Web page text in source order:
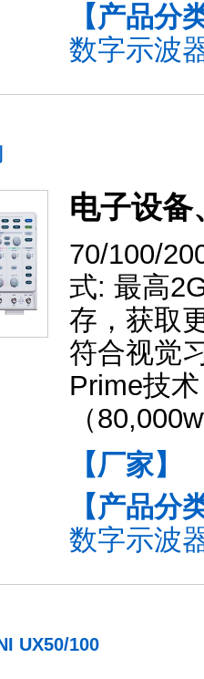
【产品分
数字示波
电子设备
70/100/
式: 最高
存，获取
符合视觉
Prime技
（
【厂家】
【产品分
数字示波
UX50/100